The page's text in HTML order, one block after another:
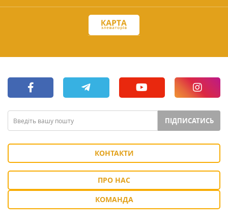
ПІДПИСАТИСЬ
КОНТАКТИ
ПРО НАС
КОМАНДА